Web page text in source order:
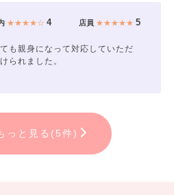
★★★★☆ 4 店員 ★★★★★5
も親身になって対応していただ
られました。
っと見る(5件)